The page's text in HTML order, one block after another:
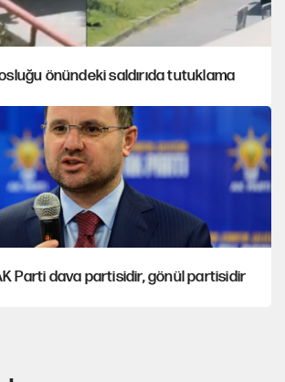
önündeki saldırıda tutuklama
Parti dava partisidir, gönül partisidir